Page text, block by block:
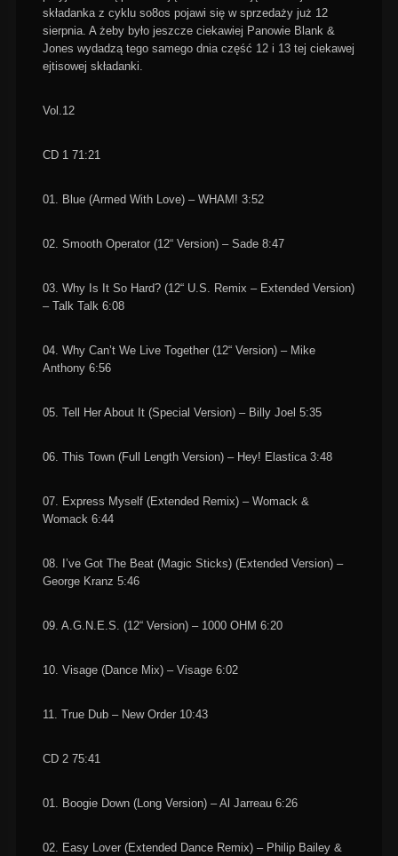
składanka z cyklu so8os pojawi się w sprzedaży już 12
sierpnia. A żeby było jeszcze ciekawiej Panowie Blank &
Jones wydadzą tego samego dnia część 12 i 13 tej ciekawej
ejtisowej składanki.
Vol.12
CD 1 71:21
01. Blue (Armed With Love) – WHAM! 3:52
02. Smooth Operator (12“ Version) – Sade 8:47
03. Why Is It So Hard? (12“ U.S. Remix – Extended Version)
– Talk Talk 6:08
04. Why Can’t We Live Together (12“ Version) – Mike
Anthony 6:56
05. Tell Her About It (Special Version) – Billy Joel 5:35
06. This Town (Full Length Version) – Hey! Elastica 3:48
07. Express Myself (Extended Remix) – Womack &
Womack 6:44
08. I’ve Got The Beat (Magic Sticks) (Extended Version) –
George Kranz 5:46
09. A.G.N.E.S. (12“ Version) – 1000 OHM 6:20
10. Visage (Dance Mix) – Visage 6:02
11. True Dub – New Order 10:43
CD 2 75:41
01. Boogie Down (Long Version) – Al Jarreau 6:26
02. Easy Lover (Extended Dance Remix) – Philip Bailey &